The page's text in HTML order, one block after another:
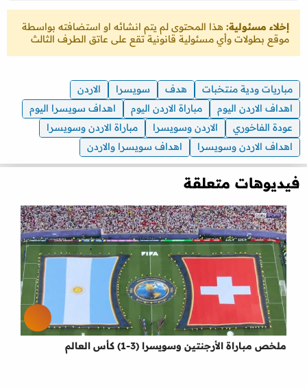
إخلاء مسئولية: هذا المحتوى لم يتم انشائه او استضافته بواسطة
موقع بطولات وأي مسئولية قانونية تقع على عاتق الطرف الثالث
مباريات ودية منتخبات هدف سويسرا
الاردن
اهداف الاردن اليوم
مباراة الاردن اليوم
اهداف سويسرا اليوم
عودة الفاخوري
الاردن وسويسرا
مباراة الاردن وسويسرا
اهداف الاردن وسويسرا
اهداف سويسرا والاردن
فيديوهات متعلقة
ملخص مباراة الأرجنتين وسويسرا (3-1) كأس العالم